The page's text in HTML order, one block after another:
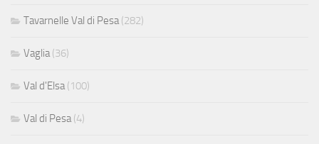
Tavarnelle Val di Pesa(282)
Vaglia(36)
Val d'Elsa(100)
Val di Pesa(4)